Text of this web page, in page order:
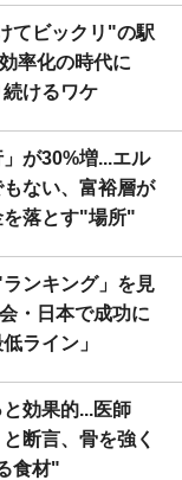
てビックリ"の駅
率化の時代に
続けるワケ
」が30%増...エル
ない、富裕層が
を落とす"場所"
ンキング」を見
・日本で成功に
ライン」
と効果的...医師
断言、骨を強く
食材"